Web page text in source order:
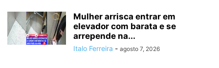
Mulher arrisca entrar em
elevador com barata e se
arrepende na...
Italo Ferreira - agosto 7, 2026